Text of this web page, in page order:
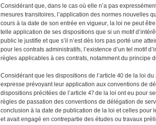
Considérant que, dans le cas où elle n’a pas
mesures transitoires, l’application des normes nouvelles
cours à la date de son entrée en vigueur, la loi ne peut
telle application de ses dispositions que si un motif
public le justifie et que s’il n’est dès lors pas porté une
pour les contrats administratifs, l’existence d’un tel motif
règles applicables à ces contrats, notamment du principe
Considérant que les dispositions de l’article 40 de la loi
expresse prévoyant leur application aux conventions de
dispositions précitées de l’article 47 de la loi ont eu pour
règles de passation des conventions de délégation de
conclusion à la date de publication de la loi et celles
et avait engagé en contrepartie des études ou travaux